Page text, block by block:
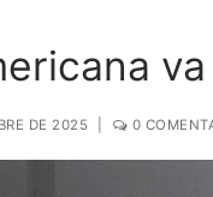
DE 2025 0